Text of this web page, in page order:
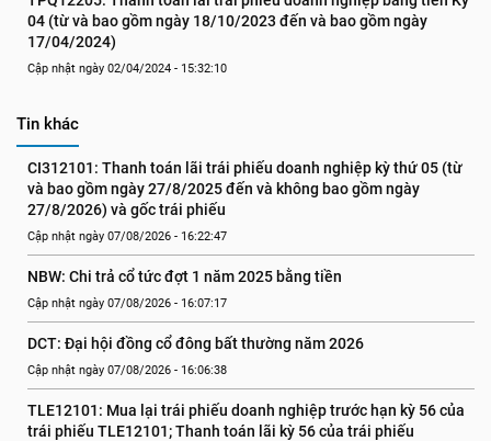
04 (từ và bao gồm ngày 18/10/2023 đến và bao gồm ngày
17/04/2024)
Cập nhật ngày 02/04/2024 - 15:32:10
Tin khác
CI312101: Thanh toán lãi trái phiếu doanh nghiệp kỳ thứ 05 (từ
và bao gồm ngày 27/8/2025 đến và không bao gồm ngày
27/8/2026) và gốc trái phiếu
Cập nhật ngày 07/08/2026 - 16:22:47
NBW: Chi trả cổ tức đợt 1 năm 2025 bằng tiền
Cập nhật ngày 07/08/2026 - 16:07:17
DCT: Đại hội đồng cổ đông bất thường năm 2026
Cập nhật ngày 07/08/2026 - 16:06:38
TLE12101: Mua lại trái phiếu doanh nghiệp trước hạn kỳ 56 của
trái phiếu TLE12101; Thanh toán lãi kỳ 56 của trái phiếu